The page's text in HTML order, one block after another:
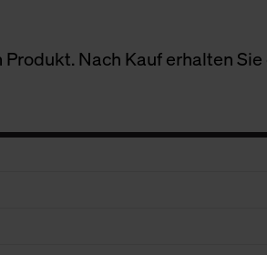
Nach Kauf erhalten